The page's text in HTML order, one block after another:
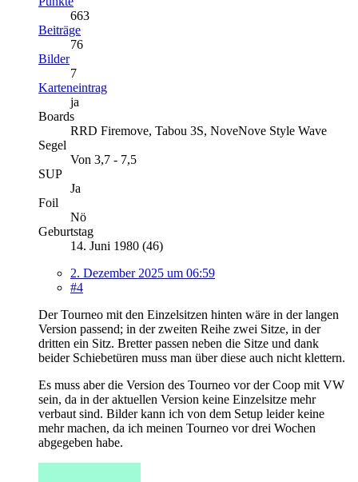
663
Beiträge
76
Bilder
7
Karteneintrag
ja
Boards
RRD Firemove, Tabou 3S, NoveNove Style Wave
Segel
Von 3,7 - 7,5
SUP
Ja
Foil
Nö
Geburtstag
14. Juni 1980 (46)
2. Dezember 2025 um 06:59
#4
Der Tourneo mit den Einzelsitzen hinten wäre in der langen
Version passend; in der zweiten Reihe zwei Sitze, in der
dritten ein Sitz. Bretter passen neben die Sitze und dank
beider Schiebetüren muss man über diese auch nicht klettern.
Es muss aber die Version des Tourneo vor der Coop mit VW
sein, da in der aktuellen Version keine Einzelsitze mehr
verbaut sind. Bilder kann ich von dem Setup leider keine
mehr machen, da ich meinen Tourneo vor drei Wochen
abgegeben habe.